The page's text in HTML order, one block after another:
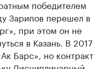
победителем
Зарипов перешел в
при этом он не
в Казань. В 2017
Барс», но контракт